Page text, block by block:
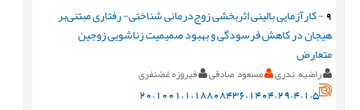
9
-کارآزمایی بالینی اثربخشی زوج‌درمانی شناختی- رفتاری مبتنی‌بر
هیجان در کاهش فرسودگی و بهبود صمیمیت زناشویی زوجین
متعارض
راضیه ندری مسعود صادقی فیروزه غضنفری
20.1001.1.18808436.1404.29.4.1.5